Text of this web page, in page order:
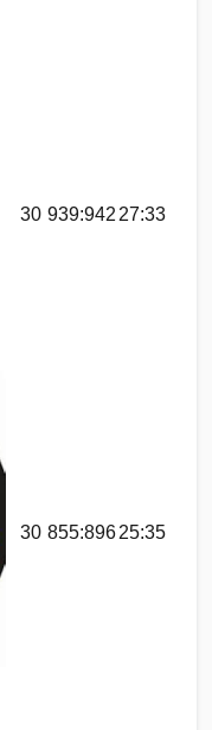
30 939:942 27:33
30 855:89625:35